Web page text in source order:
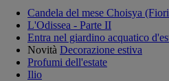
Candela del mese Choisya
L'Odissea - Parte II
Entra nel giardino acquatico
Novità Decorazione estiva
Profumi dell'estate
Ilio